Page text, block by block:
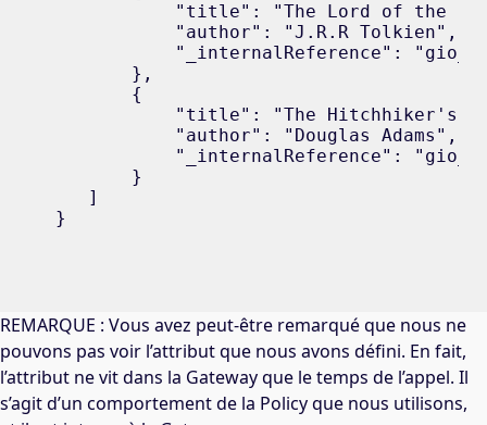
"title": "The Lord of the
           "author": "J.R.R Tolkien",
"_internalReference":
       },
       {
"title": "The Hitchhiker's
           "author": "Douglas Adams",
"_internalReference":
       }
   ]
}
REMARQUE : Vous avez peut-être remarqué que nous ne
pouvons pas voir l’attribut que nous avons défini. En fait,
l’attribut ne vit dans la Gateway que le temps de l’appel. Il
s’agit d’un comportement de la Policy que nous utilisons,